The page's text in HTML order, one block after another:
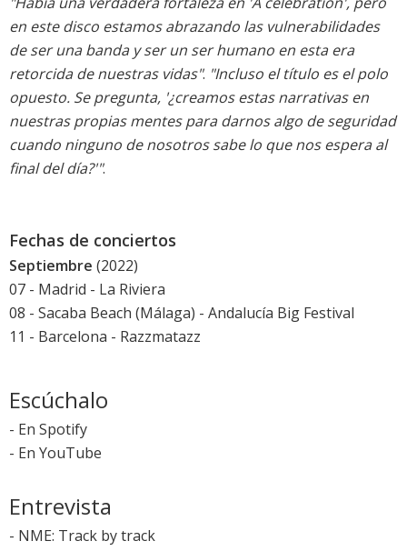
en este disco estamos abrazando las vulnerabilidades
de ser una banda y ser un ser humano en esta era
retorcida de nuestras vidas". "Incluso el título es el polo
opuesto. Se pregunta, '¿creamos estas narrativas en
nuestras propias mentes para darnos algo de seguridad
cuando ninguno de nosotros sabe lo que nos espera al
final del día?'".
Fechas de conciertos
Septiembre (2022)
07 - Madrid - La Riviera
08 - Sacaba Beach (Málaga) - Andalucía Big Festival
11 - Barcelona - Razzmatazz
Escúchalo
- En Spotify
- En YouTube
Entrevista
- NME: Track by track